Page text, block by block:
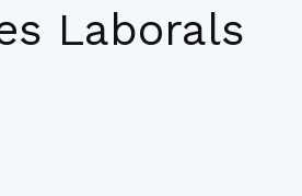
Comarcal
Laborals